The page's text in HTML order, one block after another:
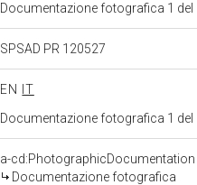
Documentazione fotografica 1
SPSAD PR 120527
EN
IT
Documentazione fotografica 1
a-cd:PhotographicDocumentation
Documentazione fotografica